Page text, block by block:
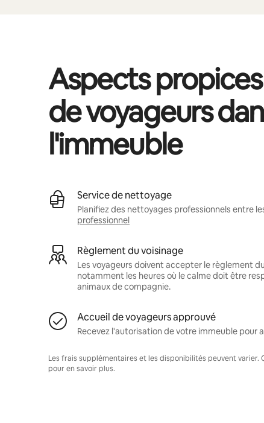
Aspects
de voyageurs
l'immeuble
Service de nettoyage
Planifiez des nettoyages professionnels entre
professionnel
Règlement du voisinage
Les voyageurs doivent accepter le règlement
notamment les heures où le calme doit être
animaux de compagnie.
Accueil de voyageurs approuvé
Recevez l'autorisation de votre immeuble pour
Les frais supplémentaires et les disponibilités peuvent
pour en savoir plus.